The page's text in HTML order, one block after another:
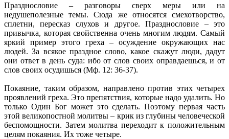
Празднословие – разговоры сверх меры или на
недушеполезные темы. Сюда же относятся смехотворство,
сплетни, пересказ слухов и другое. Празднословие – это
привычка, которая свойственна очень многим людям. Самый
яркий пример этого греха – осуждение окружающих нас
людей. За всякое праздное слово, какое скажут люди, дадут
они ответ в день суда: ибо от слов своих оправдаешься, и от
слов своих осудишься (Мф. 12: 36-37).
Покаяние, таким образом, направлено против этих четырех
проявлений греха. Это препятствия, которые надо удалить. Но
только Один Бог может это сделать. Поэтому первая часть
этой великопостной молитвы – крик из глубины человеческой
беспомощности. Затем молитва переходит к положительным
целям покаяния. Их тоже четыре.